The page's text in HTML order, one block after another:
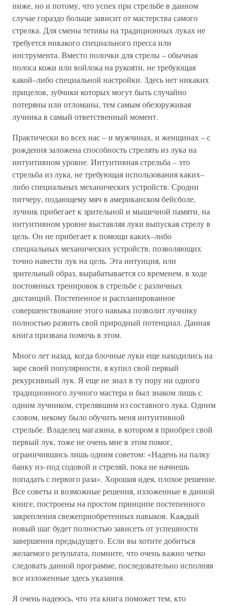
ниже, но и потому, что успех при стрельбе в данном
случае гораздо больше зависит от мастерства самого
стрелка. Для смены тетивы на традиционных луках не
требуется никакого специального пресса или
инструмента. Вместо полочки для стрелы – обычная
полоса кожи или войлока на рукояти, не требующая
какой–либо специальной настройки. Здесь нет никаких
прицелов, зубчики которых могут быть случайно
потеряны или отломаны, тем самым обезоруживая
лучника в самый ответственный момент.
Практически во всех нас – и мужчинах, и женщинах – с
рождения заложена способность стрелять из лука на
интуитивном уровне. Интуитивная стрельба – это
стрельба из лука, не требующая использования каких–
либо специальных механических устройств. Сродни
питчеру, подающему мяч в американском бейсболе,
лучник прибегает к зрительной и мышечной памяти, на
интуитивном уровне выставляя луки выпуская стрелу в
цель. Он не прибегает к помощи каких–либо
специальных механических устройств, позволяющих
точно навести лук на цель. Эта интуиция, или
зрительный образ, вырабатывается со временем, в ходе
постоянных тренировок в стрельбе с различных
дистанций. Постепенное и распланированное
совершенствование этого навыка позволит лучнику
полностью развить свой природный потенциал. Данная
книга призвана помочь в этом.
Много лет назад, когда блочные луки еще находились на
заре своей популярности, я купил свой первый
рекурсивный лук. Я еще не знал в ту пору ни одного
традиционного лучного мастера и был знаком лишь с
одним лучником, стрелявшим из составного лука. Одним
словом, некому было обучить меня интуитивной
стрельбе. Владелец магазина, в котором я приобрел свой
первый лук, тоже не очень мне в этом помог,
ограничившись лишь одним советом: «Надень на палку
банку из–под содовой и стреляй, пока не начнешь
попадать с первого раза». Хорошая идея, плохое решение.
Все советы и возможные решения, изложенные в данной
книге, построены на простом принципе постепенного
закрепления свежеприобретенных навыков. Каждый
новый шаг будет полностью зависеть от успешности
завершения предыдущего. Если вы хотите добиться
желаемого результата, помните, что очень важно четко
следовать данной программе, последовательно исполняя
все изложенные здесь указания.
Я очень надеюсь, что эта книга поможет тем, кто